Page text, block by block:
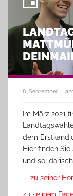
8. September |
Im März 2021
dem
Hier finden
und
zu seiner